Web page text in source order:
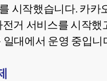
시작했습니다. 카카
전거 서비스를 시작
대에서 운영 중입니